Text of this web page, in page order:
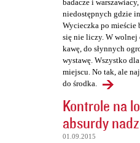
badacze i
niedostępnych gdzie
Wycieczka po mieście
się nie liczy. W
kawę, do słynnych
wystawę. Wszystko
miejscu. No tak, ale
do środka.
Kontrole na
absurdy
01.09.2015